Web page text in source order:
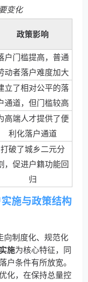
变化
政策影响
户门槛提高，普通
动者落户难度加大
立了相对公平的落
通道，但门槛较高
高端人才提供了便
利化落户通道
打破了城乡二元分
，促进户籍功能回
归
施与政策结构
向制度化、规范化
施为核心特征，同
户条件有所放宽。
化，在保持总量控